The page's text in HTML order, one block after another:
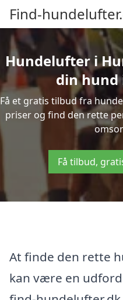
Find-
Hundelufter i
din hund
Få et gratis tilbud fra
priser og find den rette
Få tilbud,
At finde den rette
kan være en